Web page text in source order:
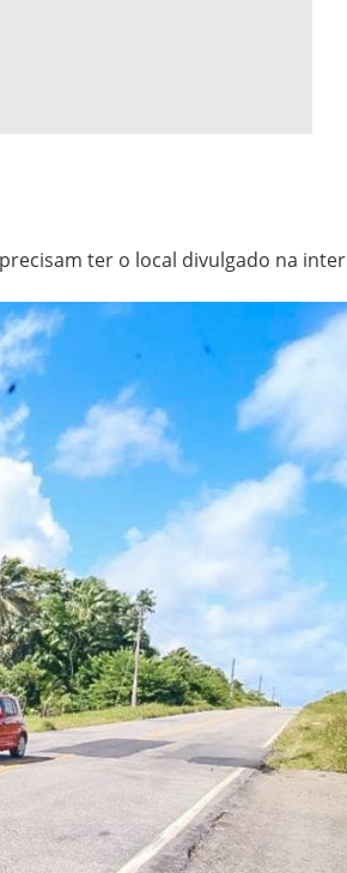
ter o local divulgado na